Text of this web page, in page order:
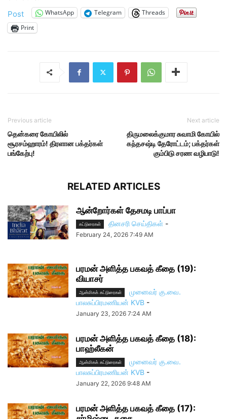
Post WhatsApp Telegram
Threads
Print
Previous article
தென்கரை கோயிலில்
சூரசம்ஹாரம்! திரளான பக்தர்கள்
பங்கேற்பு!
Next article
திருமலைக்குமார சுவாமி கோயில்
கந்தசஷ்டி தேரோட்டம்; பக்தர்கள்
கும்பிடு சரண வழிபாடு!
RELATED ARTICLES
ஆன்றோர்கள் தேசமடி பாப்பா
கட்டுரைகள் தினசரி செய்திகள் -
February 24, 2026 7:49 AM
பரமன் அளித்த பகவத் கீதை (19):
வியாசர்
ஆன்மிகக் கட்டுரைகள்
முனைவர் கு.வை.
பாலசுப்பிரமணியன் KVB -
January 23, 2026 7:24 AM
பரமன் அளித்த பகவத் கீதை (18):
பாஹ்லீகன்
ஆன்மிகக் கட்டுரைகள்
முனைவர் கு.வை.
பாலசுப்பிரமணியன் KVB -
January 22, 2026 9:48 AM
பரமன் அளித்த பகவத் கீதை (17):